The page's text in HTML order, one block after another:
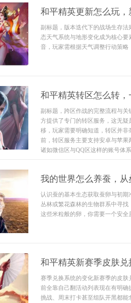
和平精英更新怎么玩
副标题，版本迭代下的战场生存
态天气系统与地形变化成为核心
音，玩家需根据天气调整行动策略
和平精英转区怎么转
副标题，跨区作战的完整流程与
方提供了专门的转区服务，这无
移，玩家需要明确知道，转区并
前，转区服务主要支持安卓与苹
诸如微信区与QQ区这样的账号体
我的世界怎么养蚕，
认识蚕的基本生态获取蚕卵与初
丛林或繁花森林的生物群系中寻
这些米粒般的卵，你需要一个安
和平精英新赛季皮肤
赛季兑换系统的变化新赛季的皮
前全靠自己翻活动列表现在有明
挑战、周末打卡甚至组队开黑都